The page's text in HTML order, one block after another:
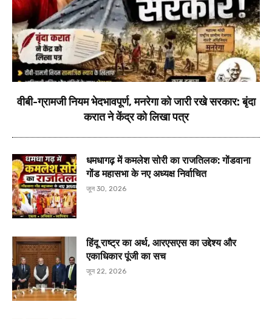
वीबी-ग्रामजी नियम भेदभावपूर्ण, मनरेगा को जारी रखे सरकार: बृंदा
करात ने केंद्र को लिखा पत्र
धमधागढ़ में कमलेश सोरी का राजतिलक: गोंडवाना
गोंड महासभा के नए अध्यक्ष निर्वाचित
जून 30, 2026
हिंदू राष्ट्र का अर्थ, आरएसएस का उद्देश्य और
एकाधिकार पूंजी का सच
जून 22, 2026